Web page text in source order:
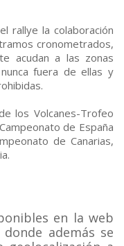
rallye la colaboración
cronometrados,
acudan a las zonas
fuera de ellas y
los Volcanes-Trofeo
de España
de Canarias,
en la web
donde además se